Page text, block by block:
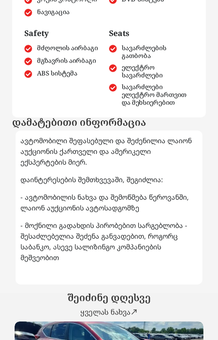
ნავიგაცია
Safety
მძღოლის აირბაგი
მგზავრის აირბაგი
ABS სისტემა
Seats
სავარძლების
გათბობა
ელექტრო
სავარძლები
სავარძლები
ელექტრო მართვით
და მეხსიერებით
დამატებითი ინფორმაცია
ავტომობილი შეფასებული და შეძენილია ლაიონ
აუქციონის ქართველი და ამერიკელი
ექსპერტების მიერ.
დაინტერესების შემთხვევაში, შეგიძლია:
- ავტომობილის ნახვა და შემოწმება წეროვანში,
ლაიონ აუქციონის ავტოსადგომზე
- მოქნილი გადახდის პირობებით სარგებლობა -
შესაძლებელია შეძენა განვადებით, როგორც
საბანკო, ასევე სალიზინგო კომპანიების
მეშვეობით
შეიძინე დღესვე
ყველას ნახვა